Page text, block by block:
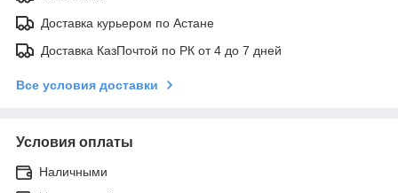
Доставка курьером по Астане
Доставка КазПочтой по РК от 4 до 7 дней
Все условия доставки
Условия оплаты
Наличными